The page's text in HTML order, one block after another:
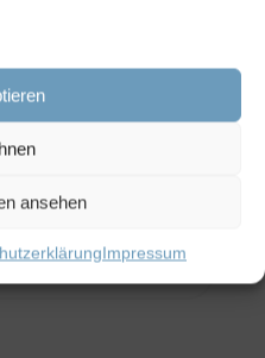
ansehen
Impressum
– und er hatte am
Dunkelgrün und
Augen waren